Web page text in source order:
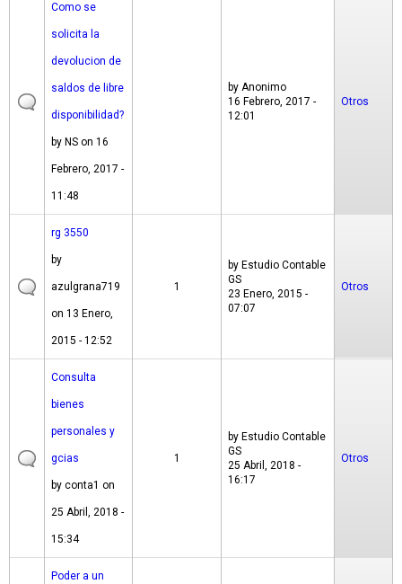
Como se
solicita la
devolucion de
saldos de libre
disponibilidad?
by NS on 16
Febrero, 2017 -
11:48
by Anonimo
16 Febrero, 2017 -
12:01
Otros
rg 3550
by
azulgrana719
on 13 Enero,
2015 - 12:52
1
by Estudio Contable
GS
23 Enero, 2015 -
07:07
Otros
Consulta
bienes
personales y
gcias
by conta1 on
25 Abril, 2018 -
15:34
1
by Estudio Contable
GS
25 Abril, 2018 -
16:17
Otros
Poder a un